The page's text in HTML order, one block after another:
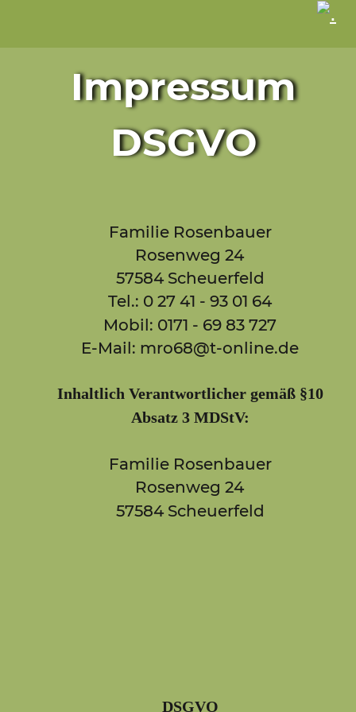
Impressum
DSGVO
Familie Rosenbauer
Rosenweg 24
57584 Scheuerfeld
Tel.: 0 27 41 - 93 01 64
Mobil: 0171 - 69 83 727
E-Mail: mro68@t-online.de
Inhaltlich Verantwortlicher gemäß §10
Absatz 3 MDStV:
Familie Rosenbauer
Rosenweg 24
57584 Scheuerfeld
DSGVO